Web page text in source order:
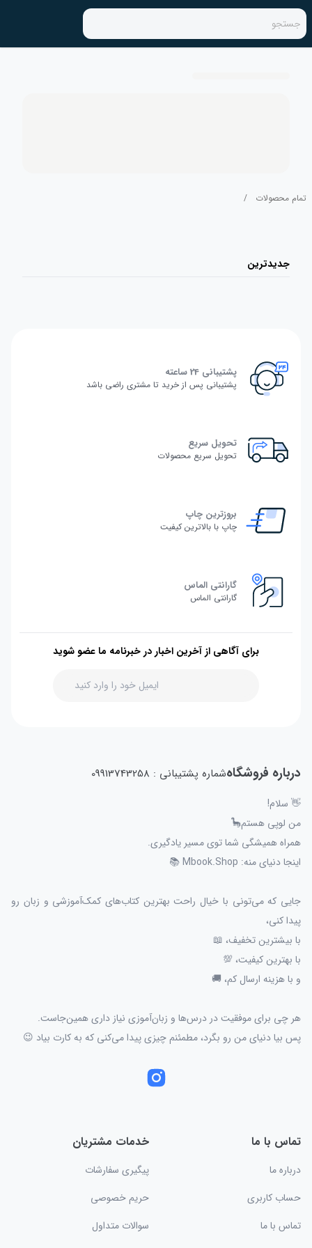
جستجو
تمام محصولات /
جدیدترین
پشتیبانی 24 ساعته
پشتیبانی پس از خرید تا مشتری راضی باشد
تحویل سریع
تحویل سریع محصولات
بروزترین چاپ
چاپ با بالاترین کیفیت
گارانتی الماس
گارانتی الماس
برای آگاهی از آخرین اخبار در خبرنامه ما عضو شوید
درباره فروشگاهشماره پشتیبانی : 09913743258
👋 سلام!
من لوپی هستم🦕
همراه همیشگی شما توی مسیر یادگیری.
اینجا دنیای منه: Mbook.Shop 📚
جایی که می‌تونی با خیال راحت بهترین کتاب‌های کمک‌آموزشی و زبان رو
پیدا کنی،
با بیشترین تخفیف، 📖
با بهترین کیفیت، 💯
و با هزینه ارسال کم، 🚚
هر چی برای موفقیت در درس‌ها و زبان‌آموزی نیاز داری همین‌جاست.
پس بیا دنیای من رو بگرد، مطمئنم چیزی پیدا می‌کنی که به کارت بیاد 😉
تماس با ما
درباره ما
حساب کاربری
تماس با ما
خدمات مشتریان
پیگیری سفارشات
حریم خصوصی
سوالات متداول